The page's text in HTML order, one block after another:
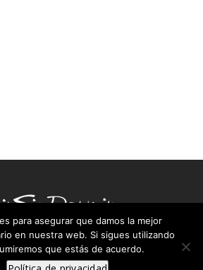
COPYRIGHT ©2025
LEGAL| DISEÑO WEB:
para asegurar que damos la mejor
en nuestra web. Si sigues utilizando
que estás de acuerdo.